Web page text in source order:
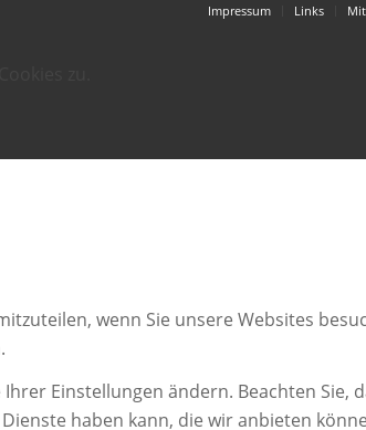
Impressum Links
wenn Sie unsere Websites
Einstellungen ändern. Beachten Sie,
haben kann, die wir anbieten